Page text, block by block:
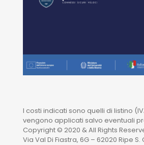
I costi indicati sono quelli di listino
vengono applicati salvo eventuali
Copyright © 2020 & All Rights
Via Val Di Fiastra, 6G – 62020 Ripe S.